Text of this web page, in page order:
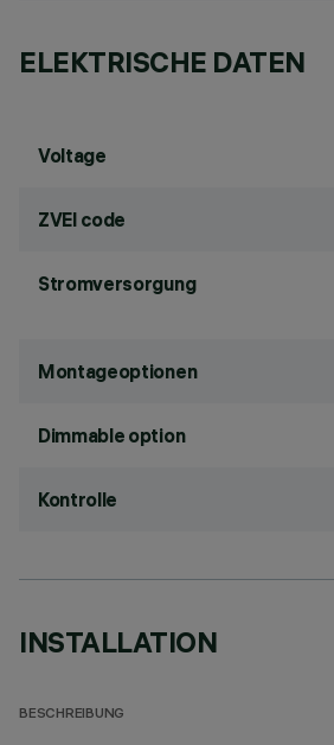
ELEKTRISCHE DATEN
Voltage
ZVEI code
Stromversorgung
Montageoptionen
Dimmable option
Kontrolle
INSTALLATION
BESCHREIBUNG